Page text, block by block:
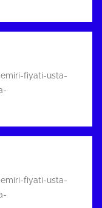
fiyati-usta-
fiyati-usta-